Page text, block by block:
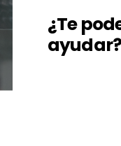
¿Te
ayudar?